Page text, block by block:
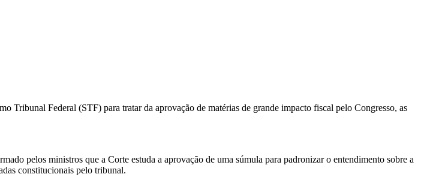
Tribunal Federal (STF) para tratar da aprovação de matérias de grande impacto fiscal pelo Congresso, as
pelos ministros que a Corte estuda a aprovação de uma súmula para padronizar o entendimento sobre a
constitucionais pelo tribunal.